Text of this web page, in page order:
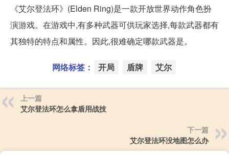
《艾尔登法环》(Elden Ring)是一款开放世界动作角色扮
演游戏。在游戏中,有多种武器可供玩家选择,每款武器都有
其独特的特点和属性。因此,很难确定哪款武器是。
网络标签： 开局 盾牌 艾尔
上一篇
艾尔登法环怎么拿盾用战技
下一篇
艾尔登法环没地图怎么办